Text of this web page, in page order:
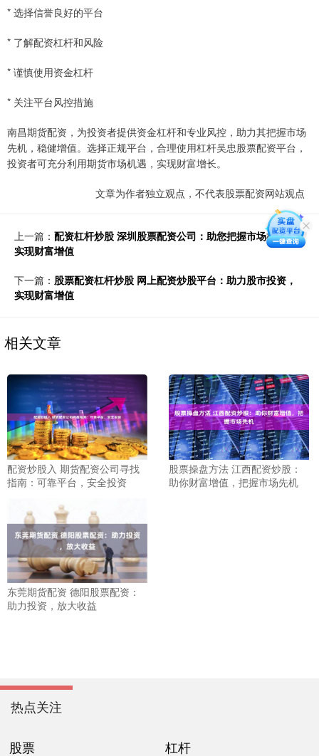
* 选择信誉良好的平台
* 了解配资杠杆和风险
* 谨慎使用资金杠杆
* 关注平台风控措施
南昌期货配资，为投资者提供资金杠杆和专业风控，助力其把握市场
先机，稳健增值。选择正规平台，合理使用杠杆吴忠股票配资平台，
投资者可充分利用期货市场机遇，实现财富增长。
文章为作者独立观点，不代表股票配资网站观点
上一篇： 配资杠杆炒股 深圳股票配资公司：助您把握市场机遇，
实现财富增值
下一篇： 股票配资杠杆炒股 网上配资炒股平台：助力股市投资，
实现财富增值
相关文章
配资炒股入 期货配资公司寻找
指南：可靠平台，安全投资
股票操盘方法 江西配资炒股：
助你财富增值，把握市场先机
东莞期货配资 德阳股票配资：
助力投资，放大收益
热点关注
股票 杠杆